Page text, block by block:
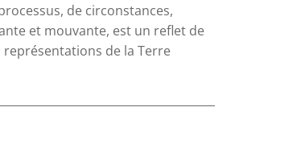
de circonstances,
et mouvante, est un reflet de
de la Terre